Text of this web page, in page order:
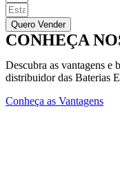
Quero Vender
CONHEÇA
Descubra as vantagens e
distribuidor das Baterias
Conheça as Vantagens